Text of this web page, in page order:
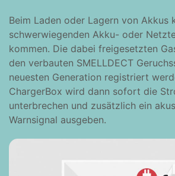
Beim Laden oder Lagern von Akkus
schwerwiegenden Akku- oder
kommen. Die dabei freigesetzten
den verbauten SMELLDECT
neuesten Generation registriert
ChargerBox wird dann sofort die
unterbrechen und zusätzlich ein
Warnsignal ausgeben.